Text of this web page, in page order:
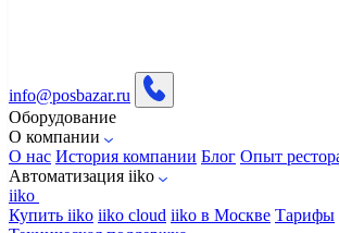
info@posbazar.ru
Оборудование
О компании
О нас История компании Блог Опыт
Автоматизация iiko
iiko
Купить iiko iiko cloud iiko в Москве Тарифы